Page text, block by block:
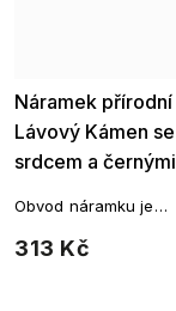
Náramek přírodní
Lávový Kámen se
srdcem a černými
313 Kč
Obvod náramku je
navlečeny na